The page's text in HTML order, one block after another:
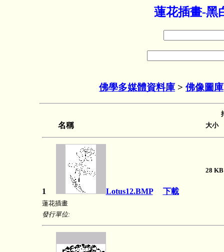
蓮花插畫-黑
佛學多媒體資料庫 > 佛像圖庫
名稱 大小
1 Lotus12.BMP 下載
28
蓮花插畫
發行單位: